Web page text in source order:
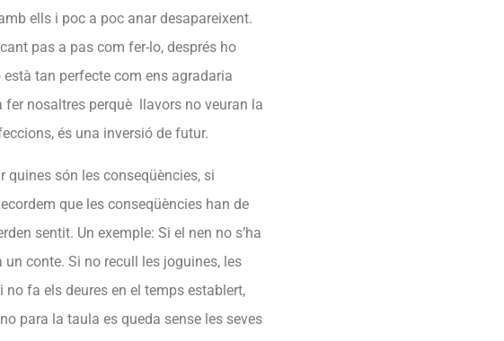
ells i poc a poc anar desapareixent.
pas a pas com fer-lo, després ho
tan perfecte com ens agradaria
fer nosaltres perquè llavors no veuran la
és una inversió de futur.
són les conseqüències, si
que les conseqüències han de
sentit. Un exemple: Si el nen no s’ha
conte. Si no recull les joguines, les
fa els deures en el temps establert,
para la taula es queda sense les seves